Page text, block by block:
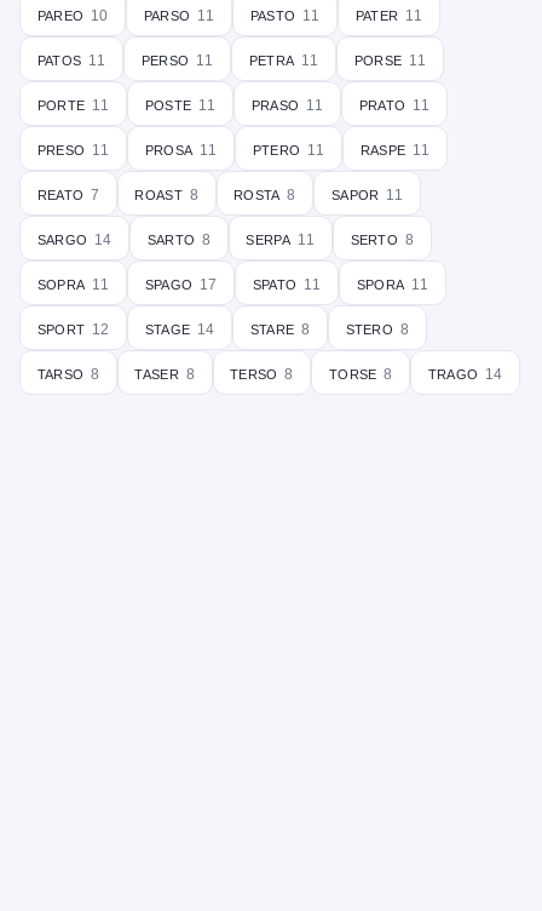
pareo 10 parso 11 pasto 11 pater 11
patos 11 perso 11 petra 11 porse 11
porte 11 poste 11 praso 11 prato 11
preso 11 prosa 11 ptero 11 raspe 11
reato 7 roast 8 rosta 8 sapor 11
sargo 14 sarto 8 serpa 11 serto 8
sopra 11 spago 17 spato 11 spora 11
sport 12 stage 14 stare 8 stero 8
tarso 8 taser 8 terso 8 torse 8 trago 14